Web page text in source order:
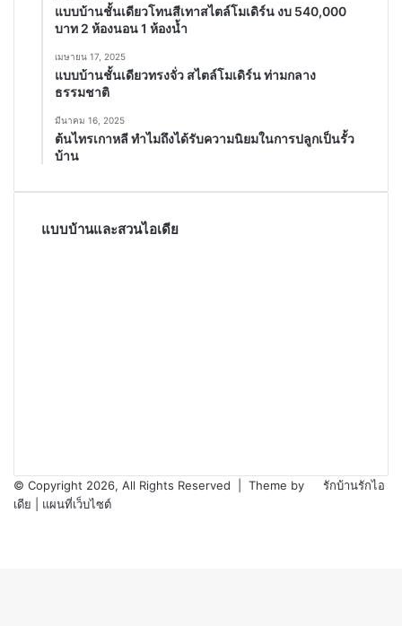
แบบบ้านชั้นเดียวโทนสีเทาสไตล์โมเดิร์น งบ 540,000
บาท 2 ห้องนอน 1 ห้องน้ำ
เมษายน 17, 2025
แบบบ้านชั้นเดียวทรงจั่ว สไตล์โมเดิร์น ท่ามกลาง
ธรรมชาติ
มีนาคม 16, 2025
ต้นไทรเกาหลี ทำไมถึงได้รับความนิยมในการปลูกเป็นรั้ว
บ้าน
แบบบ้านและสวนไอเดีย
© Copyright 2026, All Rights Reserved | Theme by
รักบ้านรักไอ
เดีย
แผนที่เว็บไซต์